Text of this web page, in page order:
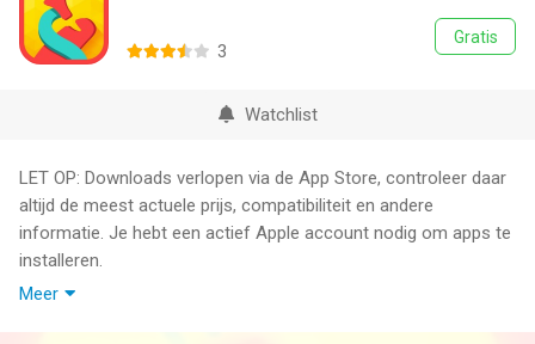
Gratis
3
Watchlist
LET OP: Downloads verlopen via de App Store, controleer daar
altijd de meest actuele prijs, compatibiliteit en andere
informatie. Je hebt een actief Apple account nodig om apps te
installeren.
Meer